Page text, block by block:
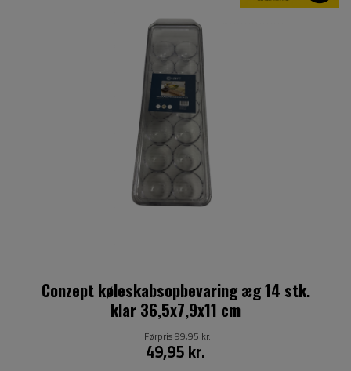
Conzept køleskabsopbevaring æg 14 stk.
klar 36,5x7,9x11 cm
49,95 kr.
Førpris99,95 kr.